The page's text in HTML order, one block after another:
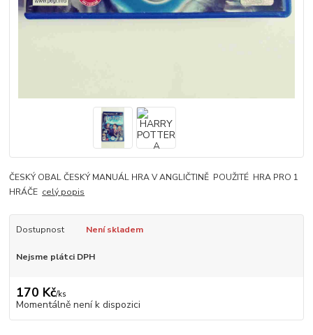
ČESKÝ OBAL ČESKÝ MANUÁL HRA V ANGLIČTINĚ POUŽITÉ HRA PRO 1
HRÁČE celý popis
Dostupnost Není skladem
Nejsme plátci DPH
170 Kč/ks
Momentálně není k dispozici